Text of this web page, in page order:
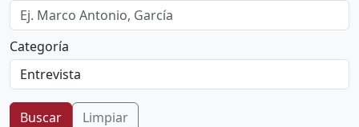
Categoría
Buscar Limpiar